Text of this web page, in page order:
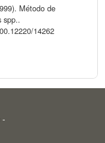
Método de
spp..
14262
-